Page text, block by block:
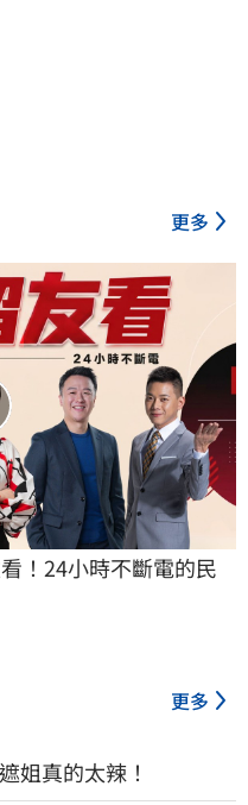
更多
！24小時不斷電的民
更多
姐真的太辣！